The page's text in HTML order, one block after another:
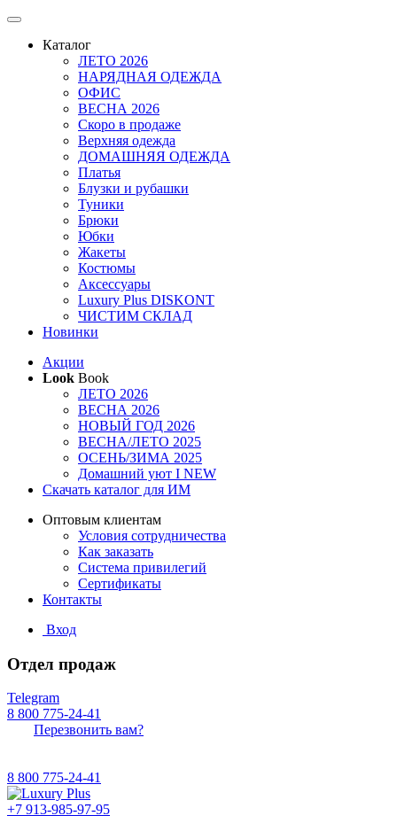
Каталог
ЛЕТО 2026
НАРЯДНАЯ ОДЕЖДА
ОФИС
ВЕСНА 2026
Скоро в продаже
Верхняя одежда
ДОМАШНЯЯ ОДЕЖДА
Платья
Блузки и рубашки
Туники
Брюки
Юбки
Жакеты
Костюмы
Аксессуары
Luxury Plus DISKONT
ЧИСТИМ СКЛАД
Новинки
Акции
Look Book
ЛЕТО 2026
ВЕСНА 2026
НОВЫЙ ГОД 2026
ВЕСНА/ЛЕТО 2025
ОСЕНЬ/ЗИМА 2025
Домашний уют I NEW
Скачать каталог для ИМ
Оптовым клиентам
Условия сотрудничества
Как заказать
Система привилегий
Сертификаты
Контакты
Вход
Отдел продаж
Telegram
8 800 775-24-41
Перезвонить вам?
8 800 775-24-41
+7 913-985-97-95